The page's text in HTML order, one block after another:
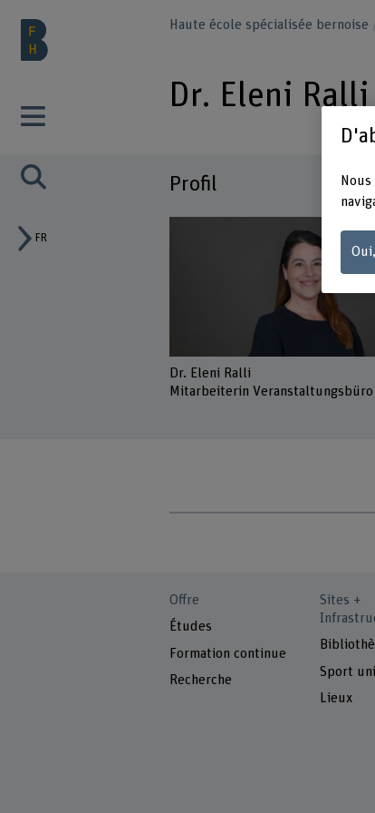
FR
Haute école spécialisée bernoise
Dr. Eleni Ralli
Profil
Dr. Eleni Ralli
Mitarbeiterin Veranstaltungsbüro
Offre
Études
Formation continue
Recherche
Sites +
Sport
Lieux